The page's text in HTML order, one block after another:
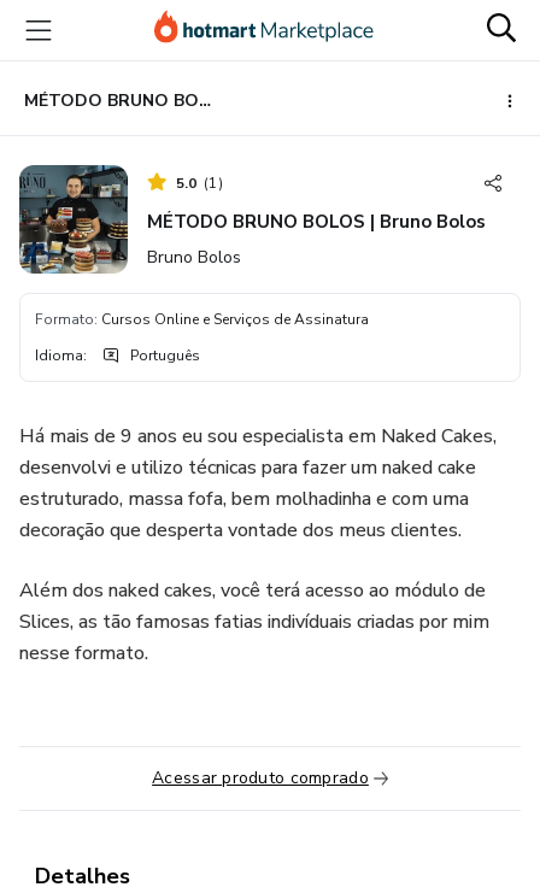
para
conteúdo
principal
para
pagamento
para
rodapé
MÉTODO BRUNO BOLOS | Bruno Bolos
5.0 (1)
MÉTODO BRUNO BOLOS | Bruno Bolos
Bruno Bolos
Formato: Cursos Online e Serviços de Assinatura
Idioma: Português
Há mais de 9 anos eu sou especialista em Naked Cakes,
desenvolvi e utilizo técnicas para fazer um naked cake
estruturado, massa fofa, bem molhadinha e com uma
decoração que desperta vontade dos meus clientes.
Além dos naked cakes, você terá acesso ao módulo de
Slices, as tão famosas fatias indivíduais criadas por mim
nesse formato.
Acessar produto comprado
Detalhes